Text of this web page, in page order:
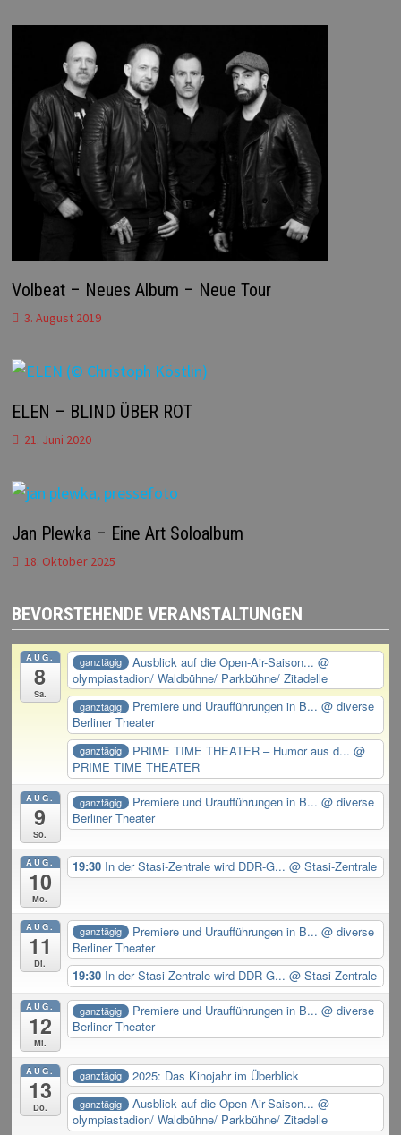
Volbeat – Neues Album – Neue Tour
3. August 2019
ELEN – BLIND ÜBER ROT
21. Juni 2020
Jan Plewka – Eine Art Soloalbum
18. Oktober 2025
BEVORSTEHENDE VERANSTALTUNGEN
AUG.
8
Sa.
ganztägig Ausblick auf die Open-Air-Saison... @
olympiastadion/ Waldbühne/ Parkbühne/ Zitadelle
ganztägig Premiere und Uraufführungen in B... @ diverse
Berliner Theater
ganztägig PRIME TIME THEATER – Humor aus d... @
PRIME TIME THEATER
AUG.
9
So.
ganztägig Premiere und Uraufführungen in B... @ diverse
Berliner Theater
AUG.
10
Mo.
19:30 In der Stasi-Zentrale wird DDR-G...@ Stasi-Zentrale
AUG.
11
Di.
ganztägig Premiere und Uraufführungen in B... @ diverse
Berliner Theater
19:30 In der Stasi-Zentrale wird DDR-G...@ Stasi-Zentrale
AUG.
12
Mi.
ganztägig Premiere und Uraufführungen in B... @ diverse
Berliner Theater
AUG.
13
Do.
ganztägig 2025: Das Kinojahr im Überblick
ganztägig Ausblick auf die Open-Air-Saison... @
olympiastadion/ Waldbühne/ Parkbühne/ Zitadelle